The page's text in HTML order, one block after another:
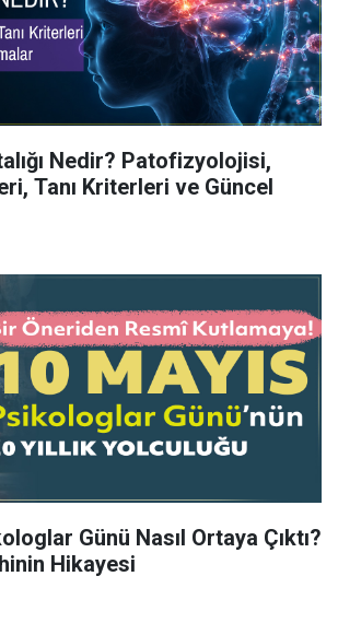
Nedir? Patofizyolojisi,
Tanı Kriterleri ve Güncel
Günü Nasıl Ortaya Çıktı?
Hikayesi